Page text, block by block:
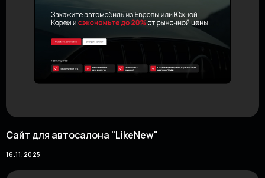
Сайт для автосалона "LikeNew"
16.11.2025